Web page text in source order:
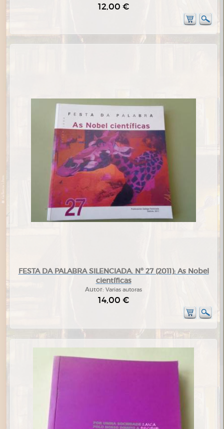
12,00 €
FESTA DA PALABRA SILENCIADA. Nº 27 (2011): As Nobel
científicas
Autor: Varias autoras
14,00 €